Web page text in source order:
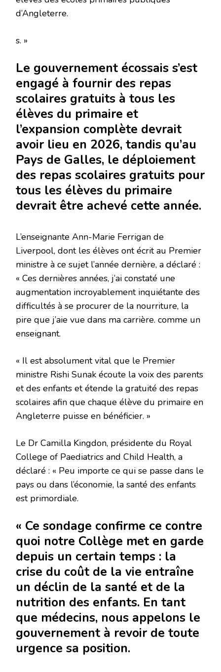
d’Angleterre.
s. »
Le gouvernement écossais s’est
engagé à fournir des repas
scolaires gratuits à tous les
élèves du primaire et
l’expansion complète devrait
avoir lieu en 2026, tandis qu’au
Pays de Galles, le déploiement
des repas scolaires gratuits pour
tous les élèves du primaire
devrait être achevé cette année.
L’enseignante Ann-Marie Ferrigan de
Liverpool, dont les élèves ont écrit au Premier
ministre à ce sujet l’année dernière, a déclaré :
« Ces dernières années, j’ai constaté une
augmentation incroyablement inquiétante des
difficultés à se procurer de la nourriture, la
pire que j’aie vue dans ma carrière. comme un
enseignant.
« Il est absolument vital que le Premier
ministre Rishi Sunak écoute la voix des parents
et des enfants et étende la gratuité des repas
scolaires afin que chaque élève du primaire en
Angleterre puisse en bénéficier. »
Le Dr Camilla Kingdon, présidente du Royal
College of Paediatrics and Child Health, a
déclaré : « Peu importe ce qui se passe dans le
pays ou dans l’économie, la santé des enfants
est primordiale.
« Ce sondage confirme ce contre
quoi notre Collège met en garde
depuis un certain temps : la
crise du coût de la vie entraîne
un déclin de la santé et de la
nutrition des enfants. En tant
que médecins, nous appelons le
gouvernement à revoir de toute
urgence sa position.